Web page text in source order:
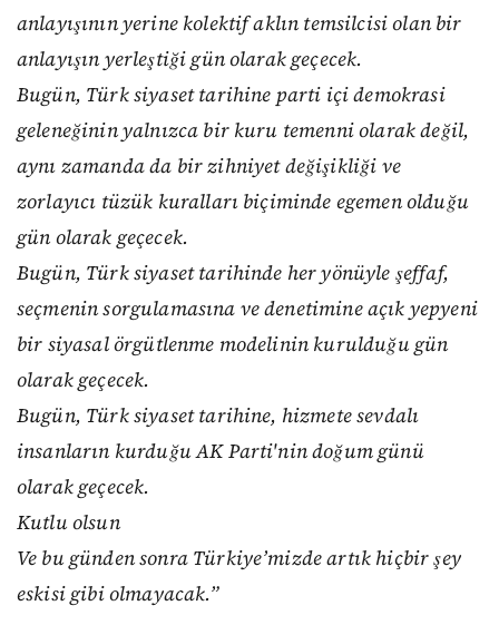
anlayışının yerine kolektif aklın temsilcisi olan bir
anlayışın yerleştiği gün olarak geçecek.
Bugün, Türk siyaset tarihine parti içi demokrasi
geleneğinin yalnızca bir kuru temenni olarak değil,
aynı zamanda da bir zihniyet değişikliği ve
zorlayıcı tüzük kuralları biçiminde egemen olduğu
gün olarak geçecek.
Bugün, Türk siyaset tarihinde her yönüyle şeffaf,
seçmenin sorgulamasına ve denetimine açık yepyeni
bir siyasal örgütlenme modelinin kurulduğu gün
olarak geçecek.
Bugün, Türk siyaset tarihine, hizmete sevdalı
insanların kurduğu AK Parti'nin doğum günü
olarak geçecek.
Kutlu olsun
Ve bu günden sonra Türkiye’mizde artık hiçbir şey
eskisi gibi olmayacak.”